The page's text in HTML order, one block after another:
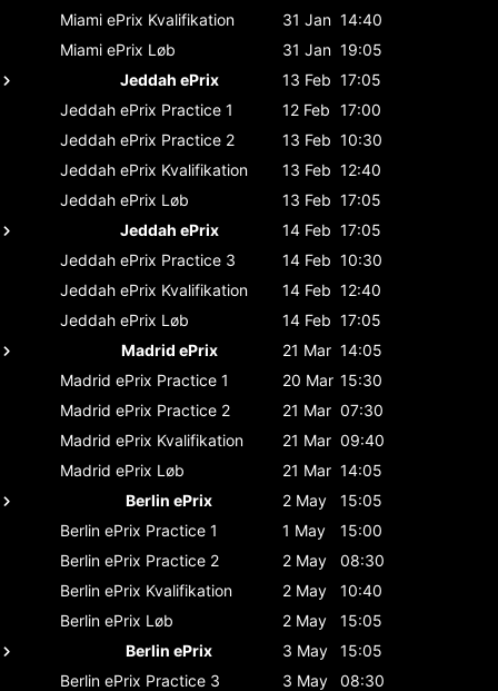
Miami ePrix Kvalifikation 31 Jan 14:40
Miami ePrix Løb 31 Jan 19:05
Jeddah ePrix
13 Feb 17:05
Jeddah ePrix Practice 1 12 Feb 17:00
Jeddah ePrix Practice 2 13 Feb 10:30
Jeddah ePrix Kvalifikation 13 Feb 12:40
Jeddah ePrix Løb 13 Feb 17:05
Jeddah ePrix
14 Feb 17:05
Jeddah ePrix Practice 3 14 Feb 10:30
Jeddah ePrix Kvalifikation 14 Feb 12:40
Jeddah ePrix Løb 14 Feb 17:05
Madrid ePrix
21 Mar 14:05
Madrid ePrix Practice 1 20 Mar 15:30
Madrid ePrix Practice 2 21 Mar 07:30
Madrid ePrix Kvalifikation 21 Mar 09:40
Madrid ePrix Løb 21 Mar 14:05
Berlin ePrix
2 May
15:05
Berlin ePrix Practice 1 1 May
15:00
Berlin ePrix Practice 2 2 May
08:30
Berlin ePrix Kvalifikation 2 May
10:40
Berlin ePrix Løb 2 May
15:05
Berlin ePrix
3 May
15:05
Berlin ePrix Practice 3 3 May
08:30